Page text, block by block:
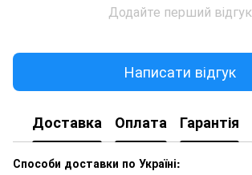
Додайте перший відгук
Написати відгук
Доставка Оплата Гарантія
Способи доставки по Україні: